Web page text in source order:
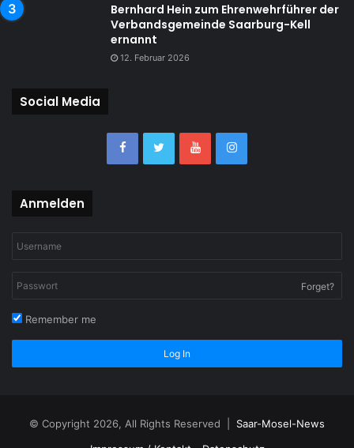
Bernhard Hein zum Ehrenwehrführer der
Verbandsgemeinde Saarburg-Kell
ernannt
12. Februar 2026
Social Media
Anmelden
Forget?
Remember me
Log In
© Copyright 2026, All Rights Reserved | Saar-Mosel-News